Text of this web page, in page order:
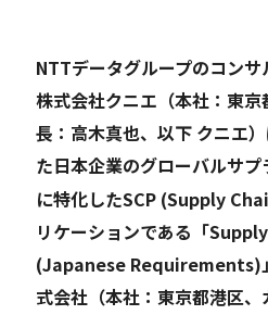
EN
JP
サイト内検索
Contact
NTTデータグループのコン
株式会社クニエ（本社：東
長：高木真也、以下 クニエ
た日本企業のグローバルサ
に特化したSCP (Supply
リケーションである「
(Japanese Requirements)
式会社（本社：東京都港区